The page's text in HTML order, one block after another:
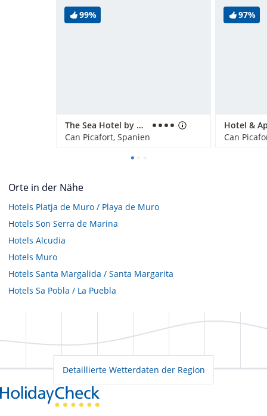
99%
The Sea Hotel by Grupotel - Adults only
Can Picafort, Spanien
97%
Can
Orte in der Nähe
Hotels Platja de Muro / Playa de Muro
Hotels Son Serra de Marina
Hotels Alcudia
Hotels Muro
Hotels Santa Margalida / Santa Margarita
Hotels Sa Pobla / La Puebla
Detaillierte Wetterdaten der Region